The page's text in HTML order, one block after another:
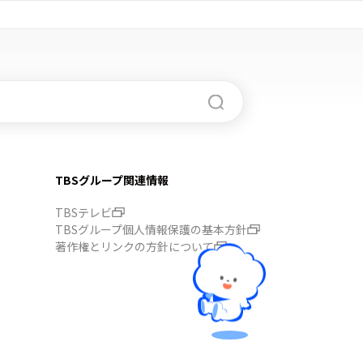
TBSグループ関連情報
TBSテレビ
TBSグループ個人情報保護の基本方針
著作権とリンクの方針について